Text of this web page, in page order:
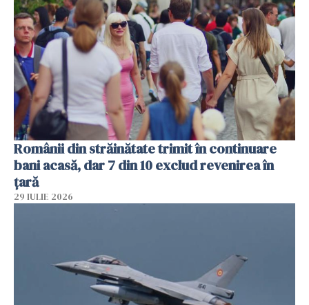
Românii din străinătate trimit în continuare
bani acasă, dar 7 din 10 exclud revenirea în
țară
29 IULIE 2026